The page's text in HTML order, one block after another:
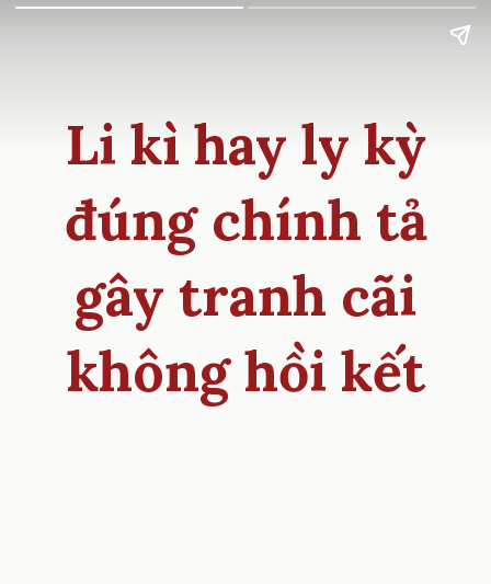
Li kì hay ly kỳ
đúng chính tả
gây tranh cãi
không hồi kết